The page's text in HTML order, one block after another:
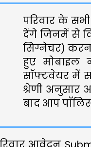
परिवार के
देंगे जिनमें से
सिग्नेचर)
हुए मोबाइल
सॉफ्टवेयर में
श्रेणी अनुसार
बाद आप